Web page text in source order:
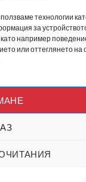
технологии
за
например
или оттеглянето на